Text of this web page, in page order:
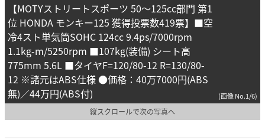
【MOTYストリートスポーツ 50～125cc部門 第1
位 HONDA モンキー125 獲得投票数419票】■空
冷4スト単気筒SOHC 124cc 9.4ps/7000rpm
1.1kg-m/5250rpm ■107kg(装備) シート高
775mm 5.6L ■タイヤF=120/80-12 R=130/80-
12 ※諸元はABS仕様 ●価格：40万7000円(ABS
無)／44万円(ABS付)
(画像 No.1/6)
縦スクロールで次の写真へ